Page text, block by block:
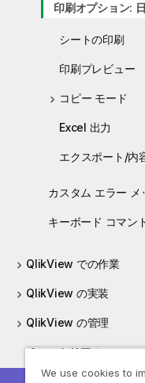
印刷オプション:
シートの印刷
印刷プレビュー
コピー モード
Excel 出力
エクスポート/内
カスタム エラー メ
キーボード コマン
QlikView での作業
QlikView の実装
QlikView の管理
チュートリアル
We use cookies to